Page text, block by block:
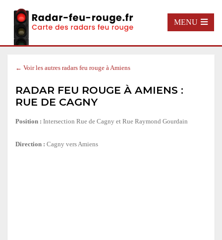
MENU
← Voir les autres radars feu rouge à Amiens
RADAR FEU ROUGE À AMIENS :
RUE DE CAGNY
Position : Intersection Rue de Cagny et Rue Raymond Gourdain
Direction : Cagny vers Amiens